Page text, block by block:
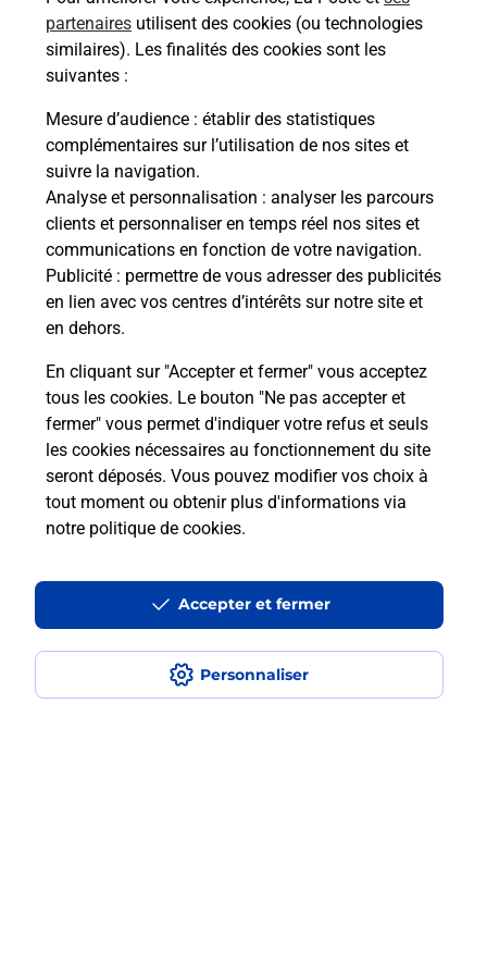
partenaires utilisent des cookies (ou technologies
similaires). Les finalités des cookies sont les
suivantes :
Mesure d’audience : établir des statistiques
complémentaires sur l’utilisation de nos sites et
suivre la navigation.
Analyse et personnalisation : analyser les parcours
clients et personnaliser en temps réel nos sites et
communications en fonction de votre navigation.
Publicité : permettre de vous adresser des publicités
en lien avec vos centres d’intérêts sur notre site et
en dehors.
En cliquant sur "Accepter et fermer" vous acceptez
tous les cookies. Le bouton "Ne pas accepter et
fermer" vous permet d'indiquer votre refus et seuls
les cookies nécessaires au fonctionnement du site
seront déposés. Vous pouvez modifier vos choix à
tout moment ou obtenir plus d'informations via
notre politique de cookies.
Personnaliser
Accepter et fermer
Combien coûte l'examen du code de
la route ?
Combien de temps dure l'examen du
code de la route ?
Comment avoir les résultats du code
de la route ?
À quel âge peut-on passer le code de
la route ?
Comment s'inscrire au code de la
route ?
Aveyron
ONET LE CHATEAU
ONET LE CHATEAU PAYS RUTHENOIS PPDC
Code de la Route